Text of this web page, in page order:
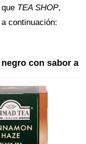
TEA SHOP,
continuación:
negro con sabor a